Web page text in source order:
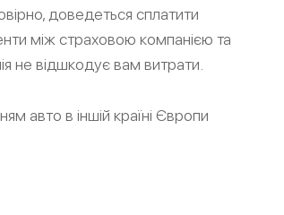
доведеться сплатити
між страховою компанією та
не відшкодує вам витрати.
авто в іншій країні Європи